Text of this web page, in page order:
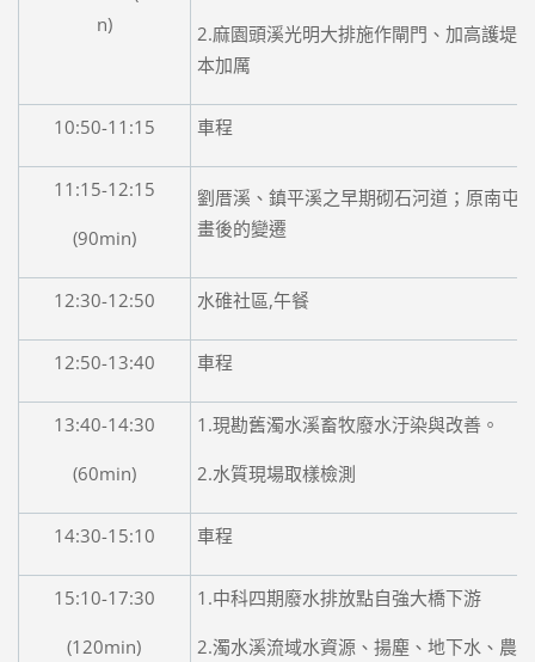
n)
2.麻園頭溪光明大排施作閘門、加高護堤
本加厲
10:50-11:15 車程
11:15-12:15
(90min)
劉厝溪、鎮平溪之早期砌石河道；原南屯
畫後的變遷
12:30-12:50 水碓社區,午餐
12:50-13:40 車程
13:40-14:30
(60min)
1.現勘舊濁水溪畜牧廢水汙染與改善。
2.水質現場取樣檢測
14:30-15:10 車程
15:10-17:30
(120min)
1.中科四期廢水排放點自強大橋下游
2.濁水溪流域水資源、揚塵、地下水、農